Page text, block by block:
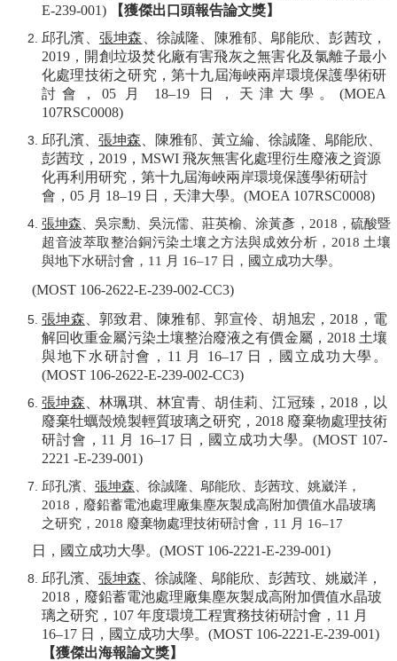
E-239-001)
【獲傑出口頭報告論文獎】
邱孔濱、 張坤森 、徐誠隆、陳雅郁、鄔能欣、彭茜玟，
2019 ，開創垃圾焚化廠有害飛灰之無害化及氯離子最小
化處理技術之研究，第十九屆海峽兩岸環境保護學術研
討會， 05 月 18–19 日，天津大學。(MOEA
107RSC0008)
邱孔濱、 張坤森 、陳雅郁、黃立綸、徐誠隆、鄔能欣、
彭茜玟， 2019 ， MSWI 飛灰無害化處理衍生廢液之資源
化再利用研究，第十九屆海峽兩岸環境保護學術研討
會， 05 月 18–19 日，天津大學。 (MOEA 107RSC0008)
張坤森 、吳宗勳、吳沅儒、莊英榆、涂黃彥， 2018 ，硫酸暨
超音波萃取整治銅污染土壤之方法與成效分析， 2018 土壤
與地下水研討會， 11 月 16–17 日，國立成功大學。
(MOST 106-2622-E-239-002-CC3)
張坤森 、郭致君、陳雅郁、郭宣伶、胡旭宏， 2018 ，電
解回收重金屬污染土壤整治廢液之有價金屬， 2018 土壤
與地下水研討會， 11 月 16–17 日，國立成功大學。
(MOST 106-2622-E-239-002-CC3)
張坤森 、林珮琪、林宜青、胡佳莉、江冠臻， 2018 ，以
廢棄牡蠣殼燒製輕質玻璃之研究， 2018 廢棄物處理技術
研討會， 11 月 16–17 日，國立成功大學。(MOST 107-
2221 -E-239-001)
邱孔濱、 張坤森 、徐誠隆、鄔能欣、彭茜玟、姚崴洋，
2018 ，廢鉛蓄電池處理廠集塵灰製成高附加價值水晶玻璃
之研究， 2018 廢棄物處理技術研討會， 11 月 16–17
日，國立成功大學。 (MOST 106-2221-E-239-001)
邱孔濱、 張坤森 、徐誠隆、鄔能欣、彭茜玟、姚崴洋，
2018 ，廢鉛蓄電池處理廠集塵灰製成高附加價值水晶玻
璃之研究， 107 年度環境工程實務技術研討會， 11 月
16–17 日，國立成功大學。 (MOST 106-2221-E-239-001)
【獲傑出海報論文獎】